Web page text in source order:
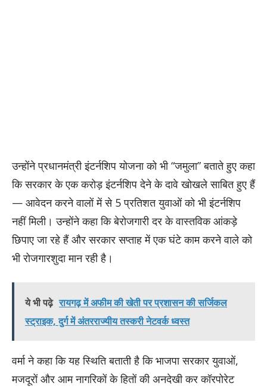
उन्होंने प्रधानमंत्री इंटर्नशिप योजना को भी “जमुला” बताते हुए कहा
कि सरकार के एक करोड़ इंटर्नशिप देने के दावे खोखले साबित हुए हैं
— आवेदन करने वालों में से 5 प्रतिशत युवाओं को भी इंटर्नशिप
नहीं मिली। उन्होंने कहा कि बेरोजगारी दर के वास्तविक आंकड़े
छिपाए जा रहे हैं और सरकार सप्ताह में एक घंटे काम करने वाले को
भी रोजगारशुदा मान रही है।
ये भी पढ़े रायगढ़ में अफीम की खेती पर प्रशासन की सर्जिकल
स्ट्राइक, दुर्ग में अंतरराज्यीय तस्करी नेटवर्क ध्वस्त
वर्मा ने कहा कि यह स्थिति बताती है कि भाजपा सरकार युवाओं,
मजदूरों और आम नागरिकों के हितों की अनदेखी कर कॉरपोरेट